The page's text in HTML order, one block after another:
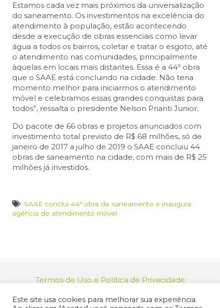
Estamos cada vez mais próximos da universalização
do saneamento. Os investimentos na excelência do
atendimento à população, estão acontecendo
desde a execução de obras essenciais como levar
água a todos os bairros, coletar e tratar o esgoto, até
o atendimento nas comunidades, principalmente
àquelas em locais mais distantes. Essa é a 44ª obra
que o SAAE está concluindo na cidade. Não teria
momento melhor para iniciarmos o atendimento
móvel e celebramos essas grandes conquistas para
todos”, ressalta o presidente Nelson Prianti Junior.
Do pacote de 66 obras e projetos anunciados com
investimento total previsto de R$ 68 milhões, só de
janeiro de 2017 a julho de 2019 o SAAE concluiu 44
obras de saneamento na cidade, com mais de R$ 25
milhões já investidos.
SAAE conclui 44ª obra de saneamento e inaugura
agência de atendimento móvel
Termos de Uso e Política de Privacidade
46.694.139/0001-83 | (12) 3955-9000
Este site usa cookies para melhorar sua experiência.